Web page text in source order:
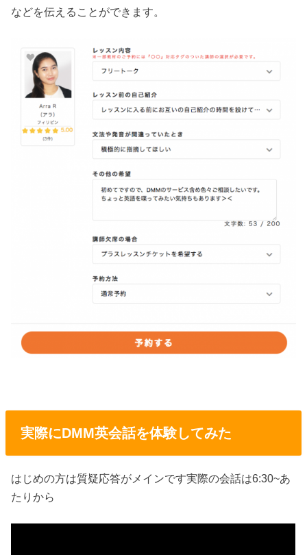
などを伝えることができます。
実際にDMM英会話を体験してみた
はじめの方は質疑応答がメインです実際の会話は6:30~あ
たりから